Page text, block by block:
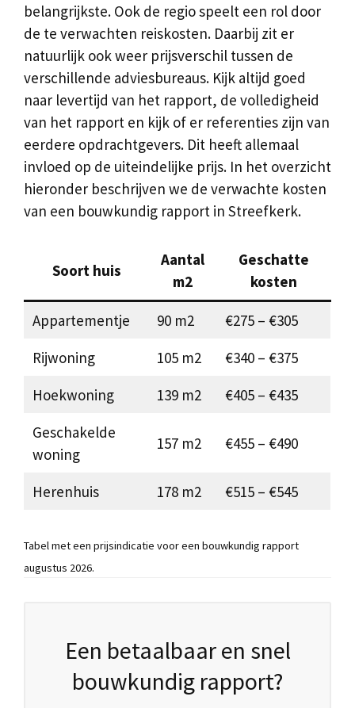
belangrijkste. Ook de regio speelt een rol door
de te verwachten reiskosten. Daarbij zit er
natuurlijk ook weer prijsverschil tussen de
verschillende adviesbureaus. Kijk altijd goed
naar levertijd van het rapport, de volledigheid
van het rapport en kijk of er referenties zijn van
eerdere opdrachtgevers. Dit heeft allemaal
invloed op de uiteindelijke prijs. In het overzicht
hieronder beschrijven we de verwachte kosten
van een bouwkundig rapport in Streefkerk.
Soort huis
Aantal
m2
Geschatte
kosten
Appartementje 90 m2
€275 – €305
Rijwoning
105 m2
€340 – €375
Hoekwoning
139 m2
€405 – €435
Geschakelde
woning
157 m2 €455 – €490
Herenhuis 178 m2 €515 – €545
Tabel met een prijsindicatie voor een bouwkundig rapport
augustus 2026.
Een betaalbaar en snel
bouwkundig rapport?